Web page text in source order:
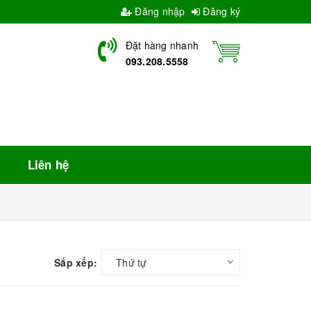
Đăng nhập Đăng ký
Đặt hàng nhanh
093.208.5558
Liên hệ
Sắp xếp: Thứ tự